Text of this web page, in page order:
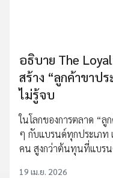
อธิบาย The
สร้าง “ลูกค้าขาป
ไม่รู้จบ
ในโลกของการตลาด “
ๆ กับแบรนด์ทุกประเภท
คน สูงกว่าต้นทุนที่แบรน
19 เม.ย. 2026